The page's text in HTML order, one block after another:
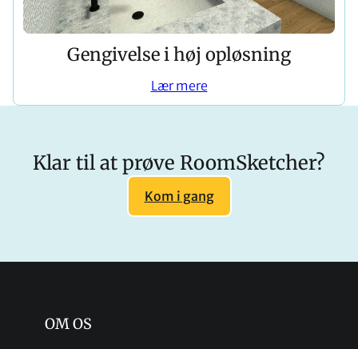
Gengivelse i høj opløsning
Lær mere
Klar til at prøve RoomSketcher?
Kom i gang
OM OS